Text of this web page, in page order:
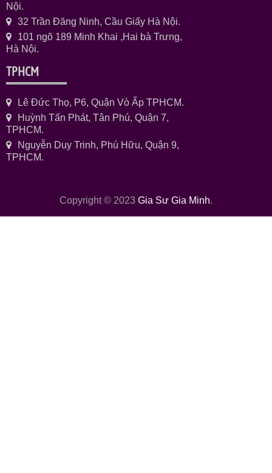
Nội.
32 Trần Đăng Ninh, Cầu Giấy Hà Nội.
101 ngõ 189 Minh Khai ,Hai bà Trưng,
Hà Nội.
TPHCM
Lê Đức Thọ, P6, Quận Vò Ấp TPHCM.
Huỳnh Tấn Phát, Tân Phú, Quận 7,
TPHCM.
Nguyễn Duy Trinh, Phú Hữu, Quận 9,
TPHCM.
Copyright © 2023 Gia Sư Gia Minh.